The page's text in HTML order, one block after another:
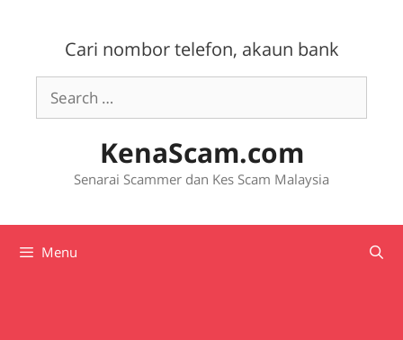
Cari nombor telefon, akaun bank
Search
for:
KenaScam.com
Senarai Scammer dan Kes Scam Malaysia
Menu